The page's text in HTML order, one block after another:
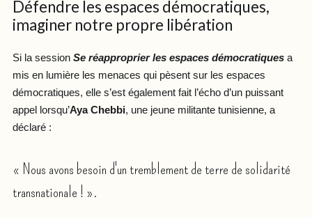
Défendre les espaces démocratiques,
imaginer notre propre libération
Si la session Se réapproprier les espaces démocratiquesa
mis en lumière les menaces qui pèsent sur les espaces
démocratiques, elle s’est également fait l’écho d’un puissant
appel lorsqu’Aya Chebbi, une jeune militante tunisienne, a
déclaré :
« Nous avons besoin d'un tremblement de terre de solidarité
transnationale ! ».